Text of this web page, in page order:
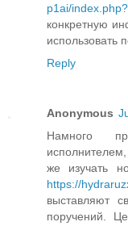
p1ai/
конкретную
использовать
Reply
Anonymous
Намного
же изучать
https://
выставляют
поручений.